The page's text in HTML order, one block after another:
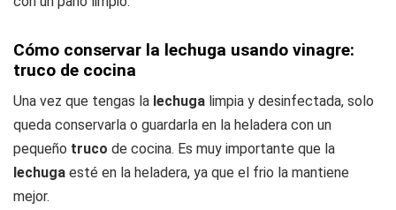
Cómo conservar la lechuga usando vinagre:
truco de cocina
Una vez que tengas la lechuga limpia y desinfectada, solo
queda conservarla o guardarla en la heladera con un
pequeño truco de cocina. Es muy importante que la
lechuga esté en la heladera, ya que el frio la mantiene
mejor.